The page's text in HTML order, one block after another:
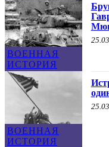
ВОЕННАЯ
ИСТОРИЯ
ВОЕННАЯ
ИСТОРИЯ